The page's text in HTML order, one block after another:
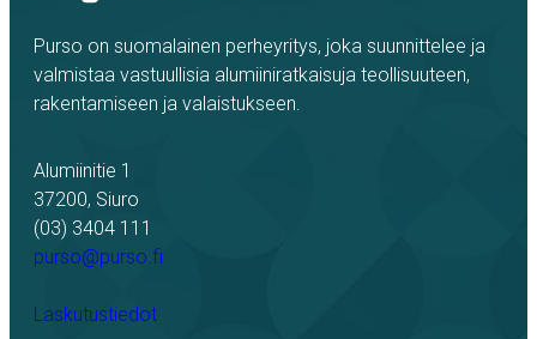
Purso on suomalainen perheyritys, joka suunnittelee ja
valmistaa vastuullisia alumiiniratkaisuja teollisuuteen,
rakentamiseen ja valaistukseen.
Alumiinitie 1
37200, Siuro
(03) 3404 111
purso@purso.fi
Laskutustiedot